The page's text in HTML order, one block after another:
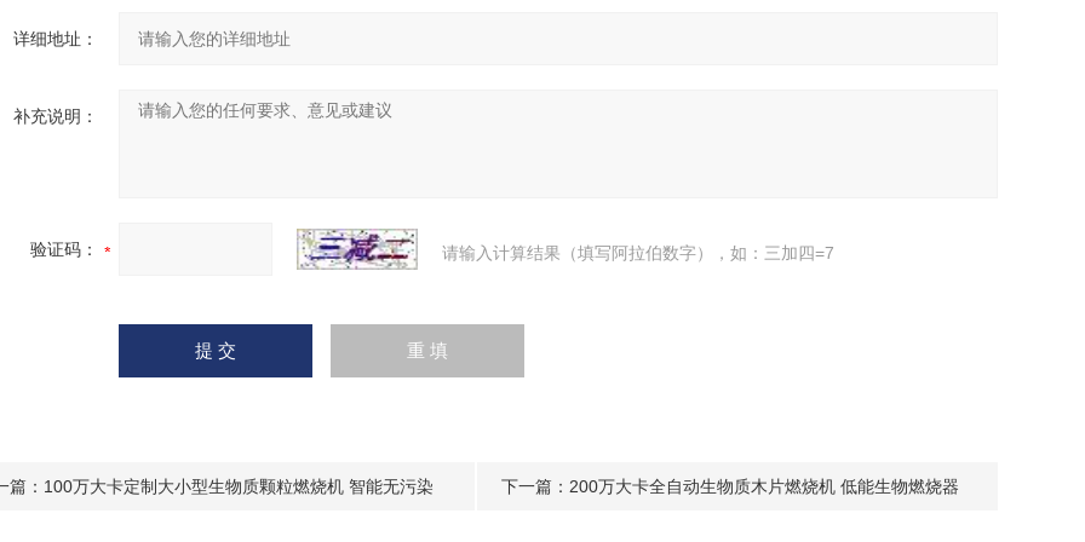
详细地址：
补充说明：
验证码： 请输入计算结果（填写阿拉伯数字），如：三加四=7
篇： 100万大卡定制大小型生物质颗粒燃烧机 智能无污染 下一篇： 200万大卡全自动生物质木片燃烧机 低能生物燃烧器